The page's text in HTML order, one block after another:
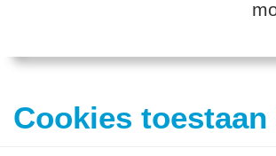
Cookies toestaan